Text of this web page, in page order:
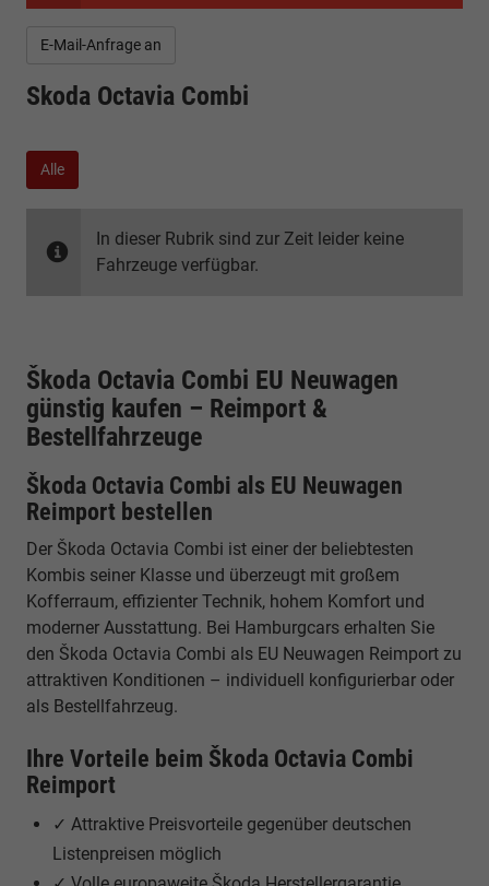
E-Mail-Anfrage an
Skoda Octavia Combi
Alle
In dieser Rubrik sind zur Zeit leider keine
Fahrzeuge verfügbar.
Škoda Octavia Combi EU Neuwagen
günstig kaufen – Reimport &
Bestellfahrzeuge
Škoda Octavia Combi als EU Neuwagen
Reimport bestellen
Der Škoda Octavia Combi ist einer der beliebtesten
Kombis seiner Klasse und überzeugt mit großem
Kofferraum, effizienter Technik, hohem Komfort und
moderner Ausstattung. Bei Hamburgcars erhalten Sie
den Škoda Octavia Combi als EU Neuwagen Reimport zu
attraktiven Konditionen – individuell konfigurierbar oder
als Bestellfahrzeug.
Ihre Vorteile beim Škoda Octavia Combi
Reimport
✓ Attraktive Preisvorteile gegenüber deutschen
Listenpreisen möglich